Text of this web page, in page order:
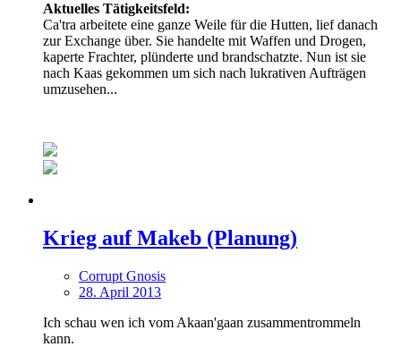
Aktuelles Tätigkeitsfeld:
Ca'tra arbeitete eine ganze Weile für die Hutten, lief danach
zur Exchange über. Sie handelte mit Waffen und Drogen,
kaperte Frachter, plünderte und brandschatzte. Nun ist sie
nach Kaas gekommen um sich nach lukrativen Aufträgen
umzusehen...
Krieg auf Makeb (Planung)
Corrupt Gnosis
28. April 2013
Ich schau wen ich vom Akaan'gaan zusammentrommeln
kann.